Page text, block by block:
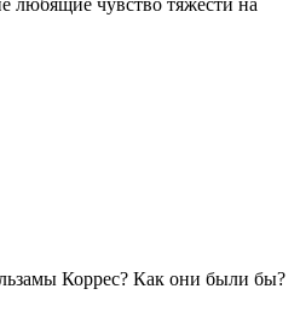
Коррес? Как они были бы?